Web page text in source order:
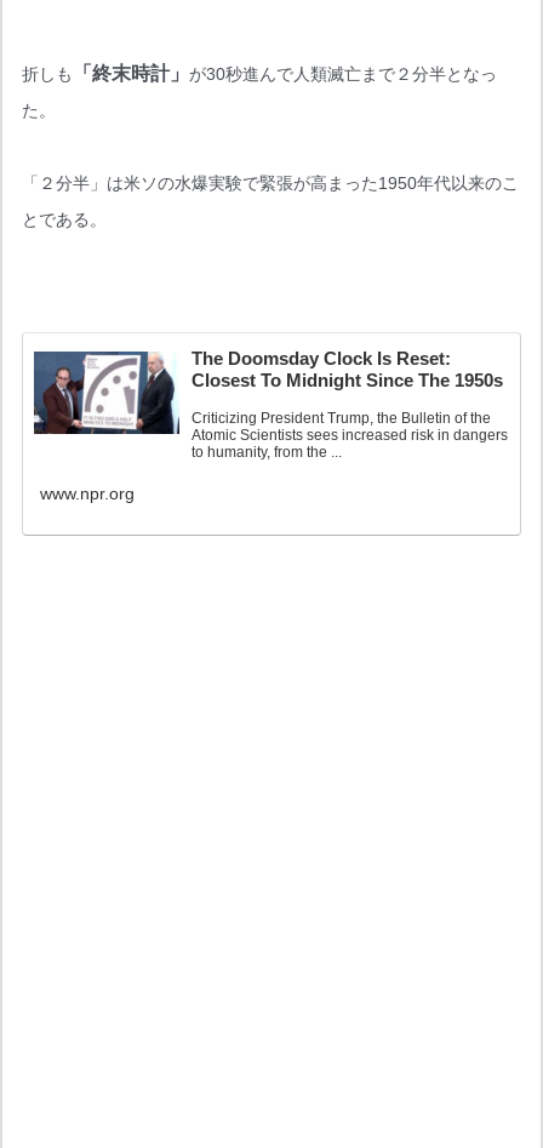
折しも 「終末時計」が30秒進んで人類滅亡まで２分半となっ
た。
「２分半」は米ソの水爆実験で緊張が高まった1950年代以来のこ
とである。
The Doomsday Clock Is Reset:
Closest To Midnight Since The 1950s
Criticizing President Trump, the Bulletin of the
Atomic Scientists sees increased risk in dangers
to humanity, from the ...
www.npr.org